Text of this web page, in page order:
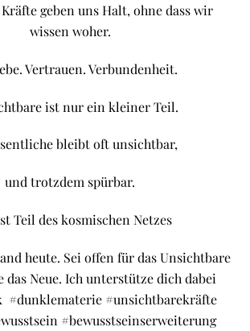
geben uns Halt, ohne dass wir
wissen woher.
Vertrauen. Verbundenheit.
ist nur ein kleiner Teil.
bleibt oft unsichtbar,
und trotzdem spürbar.
Teil des kosmischen Netzes
heute. Sei offen für das Unsichtbare
das Neue. Ich unterstütze dich dabei
#dunklematerie #unsichtbarekräfte
#bewusstseinserweiterung